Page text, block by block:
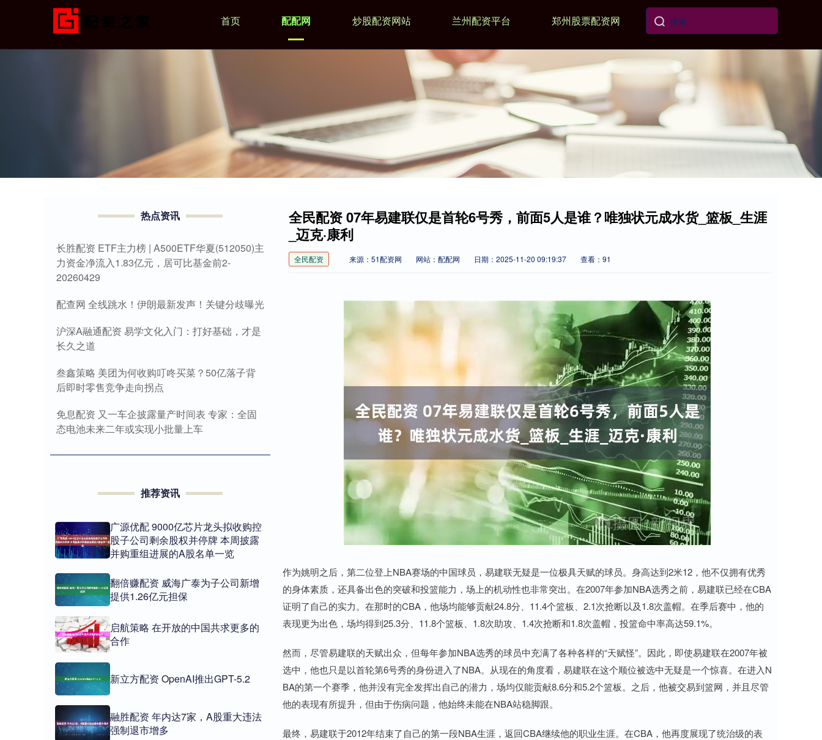
首页 配配网 炒股配资网站 兰州配资平台 郑州股票配资网
全民配资 07年易建联仅是首轮6号秀，前面5人是谁？唯独状元成水货_篮板_生涯
_迈克·康利
全民配资 来源：51配资网 网站：配配网 日期：2025-11-20 09:19:37 查看：91
作为姚明之后，第二位登上NBA赛场的中国球员，易建联无疑是一位极具天赋的球员。身高达到2米12，他不仅拥有优秀
的身体素质，还具备出色的突破和投篮能力，场上的机动性也非常突出。在2007年参加NBA选秀之前，易建联已经在CBA
证明了自己的实力。在那时的CBA，他场均能够贡献24.8分、11.4个篮板、2.1次抢断以及1.8次盖帽。在季后赛中，他的
表现更为出色，场均得到25.3分、11.8个篮板、1.8次助攻、1.4次抢断和1.8次盖帽，投篮命中率高达59.1%。
然而，尽管易建联的天赋出众，但每年参加NBA选秀的球员中充满了各种各样的“天赋怪”。因此，即使易建联在2007年被
选中，他也只是以首轮第6号秀的身份进入了NBA。从现在的角度看，易建联在这个顺位被选中无疑是一个惊喜。在进入N
BA的第一个赛季，他并没有完全发挥出自己的潜力，场均仅能贡献8.6分和5.2个篮板。之后，他被交易到篮网，并且尽管
他的表现有所提升，但由于伤病问题，他始终未能在NBA站稳脚跟。
最终，易建联于2012年结束了自己的第一段NBA生涯，返回CBA继续他的职业生涯。在CBA，他再度展现了统治级的表
热点资讯
长胜配资 ETF主力榜 | A500ETF华夏(512050)主
力资金净流入1.83亿元，居可比基金前2-
20260429
配查网 全线跳水！伊朗最新发声！关键分歧曝光
沪深A融通配资 易学文化入门：打好基础，才是
长久之道
叁鑫策略 美团为何收购叮咚买菜？50亿落子背
后即时零售竞争走向拐点
免息配资 又一车企披露量产时间表 专家：全固
态电池未来二年或实现小批量上车
推荐资讯
广源优配 9000亿芯片龙头拟收购控
股子公司剩余股权并停牌 本周披露
并购重组进展的A股名单一览
翻倍赚配资 威海广泰为子公司新增
提供1.26亿元担保
启航策略 在开放的中国共求更多的
合作
新立方配资 OpenAI推出GPT-5.2
融胜配资 年内达7家，A股重大违法
强制退市增多